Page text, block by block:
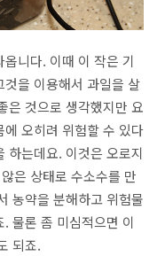
니다. 이때 이 작은 기
을 이용해서 과일을 살
은 것으로 생각했지만 요
오히려 위험할 수 있다
하는데요. 이것은 오로지
은 상태로 수소수를 만
농약을 분해하고 위험물
물론 좀 미심적으면 이
되죠.